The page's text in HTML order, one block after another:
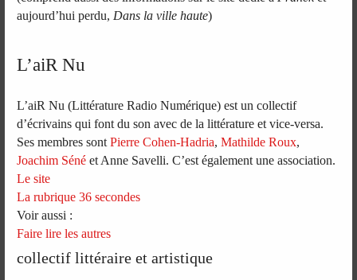
aujourd’hui perdu, Dans la ville haute)
L’aiR Nu
L’aiR Nu (Littérature Radio Numérique) est un collectif
d’écrivains qui font du son avec de la littérature et vice-versa.
Ses membres sontPierre Cohen-Hadria,Mathilde Roux,
Joachim Séné et Anne Savelli. C’est également une association.
Le site
La rubrique 36 secondes
Voir aussi :
Faire lire les autres
collectif littéraire et artistique